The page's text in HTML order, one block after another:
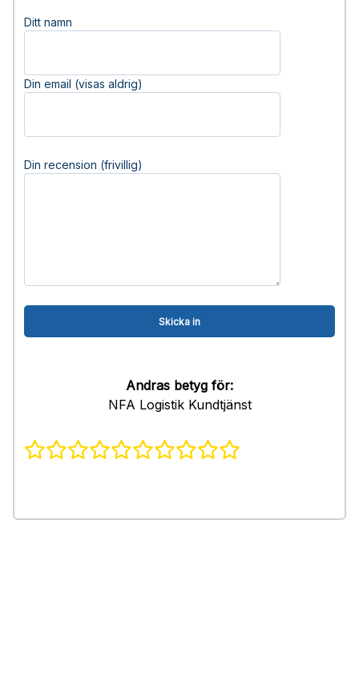
Ditt namn
Din email (visas aldrig)
Din recension (frivillig)
Andras betyg för:
NFA Logistik Kundtjänst